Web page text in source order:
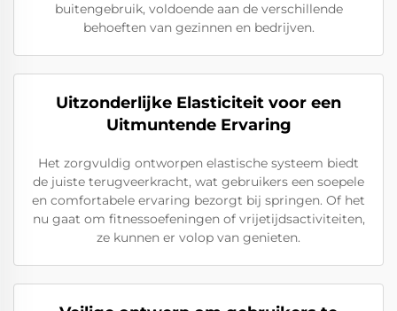
buitengebruik, voldoende aan de verschillende
behoeften van gezinnen en bedrijven.
Uitzonderlijke Elasticiteit voor een
Uitmuntende Ervaring
Het zorgvuldig ontworpen elastische systeem biedt
de juiste terugveerkracht, wat gebruikers een soepele
en comfortabele ervaring bezorgt bij springen. Of het
nu gaat om fitnessoefeningen of vrijetijdsactiviteiten,
ze kunnen er volop van genieten.